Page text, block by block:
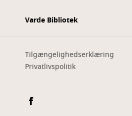
Varde Bibliotek
Tilgængelighedserklæring
Privatlivspolitik